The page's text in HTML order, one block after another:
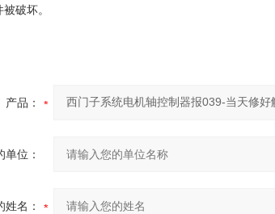
破坏。
产品：
单位：
姓名：